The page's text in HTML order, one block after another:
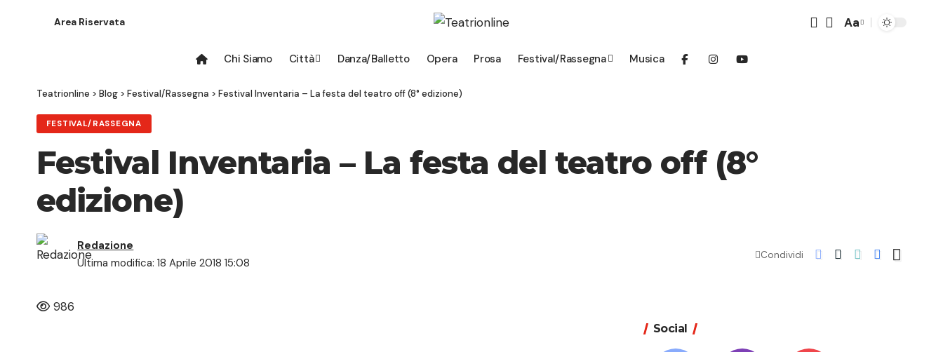
Area Riservata
Font
Aa
Chi Siamo Città Danza/Balletto Opera Prosa Festival/Rassegna Musica
Teatrionline > Blog > Festival/Rassegna > Festival Inventaria – La festa del teatro off (8° edizione)
FESTIVAL/RASSEGNA
Festival Inventaria – La festa del teatro off (8°
edizione)
Ultima modifica: 18 Aprile 2018 15:08
Redazione
Condividi
986
Social